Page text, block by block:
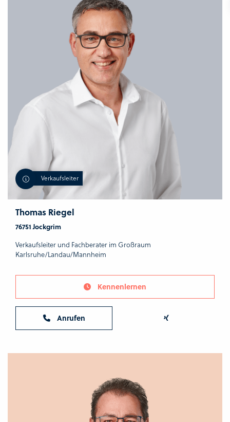
Verkaufsleiter
Thomas Riegel
76751 Jockgrim
Verkaufsleiter und Fachberater im Großraum
Karlsruhe/Landau/Mannheim
Kennenlernen
Anrufen